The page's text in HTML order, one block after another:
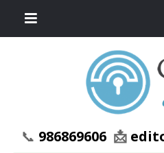
📞 986869606 📩
Menú